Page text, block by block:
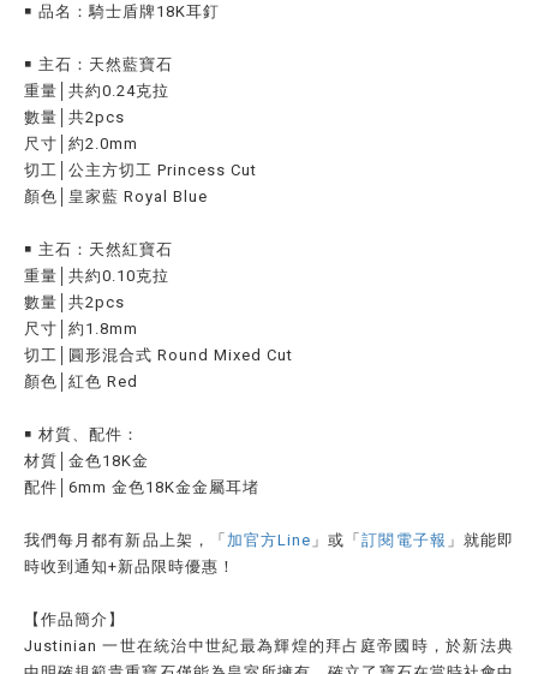
￭ 品名：騎士盾牌18K耳釘
￭ 主石：天然藍寶石
重量│共約0.24克拉
數量│共2pcs
尺寸│約2.0mm
切工│公主方切工 Princess Cut
顏色│皇家藍 Royal Blue
￭ 主石：天然紅寶石
重量│共約0.10克拉
數量│共2pcs
尺寸│約1.8mm
切工│圓形混合式 Round Mixed Cut
顏色│紅色 Red
￭ 材質、配件：
材質│金色18K金
配件│6mm 金色18K金金屬耳堵
我們每月都有新品上架，「 加官方Line 」或「訂閱電子報 」就能即
時收到通知+新品限時優惠！
【作品簡介】
Justinian 一世在統治中世紀最為輝煌的拜占庭帝國時，於新法典